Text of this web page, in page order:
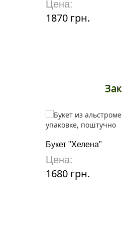
Цена:
1870 грн.
Букет "Хелена"
Цена:
1680 грн.